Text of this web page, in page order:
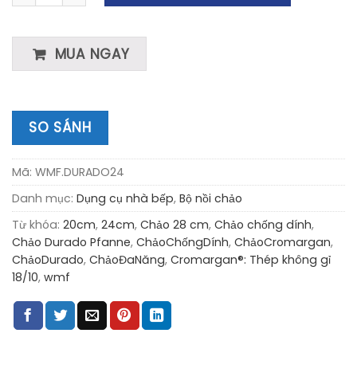
MUA NGAY
SO SÁNH
Mã: WMF.DURADO24
Danh mục: Dụng cụ nhà bếp, Bộ nồi chảo
Từ khóa: 20cm, 24cm, Chảo 28 cm, Chảo chống dính,
Chảo Durado Pfanne, ChảoChốngDính, ChảoCromargan,
ChảoDurado, ChảoĐaNăng, Cromargan®: Thép không gỉ
18/10, wmf